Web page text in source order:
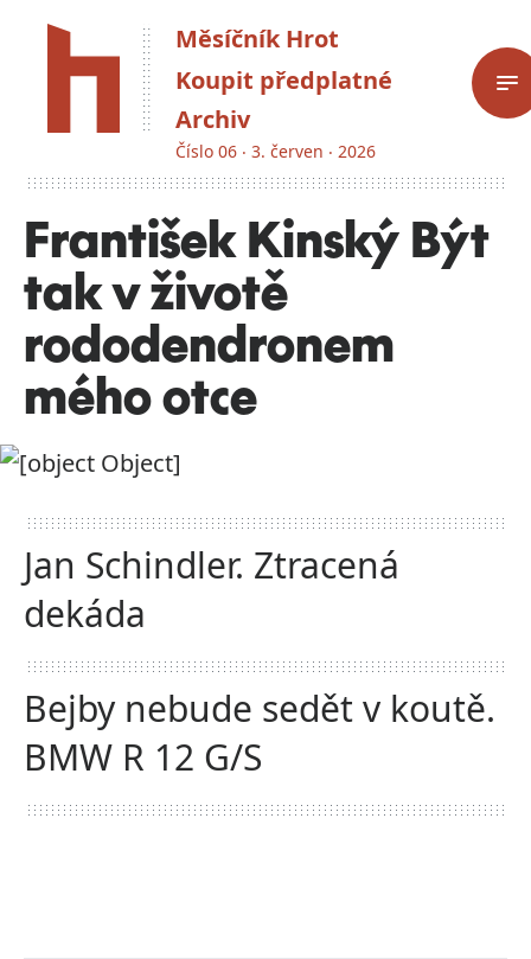
Měsíčník Hrot
Koupit předplatné
Archiv
Číslo 06 ‧ 3. červen ‧ 2026
František Kinský Být
tak v životě
rododendronem
mého otce
Jan Schindler. Ztracená
dekáda
Bejby nebude sedět v koutě.
BMW R 12 G/S